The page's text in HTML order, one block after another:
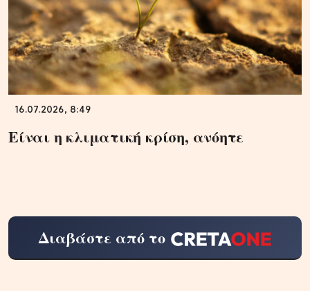
16.07.2026, 8:49
Είναι η κλιματική κρίση, ανόητε
Διαβάστε από το